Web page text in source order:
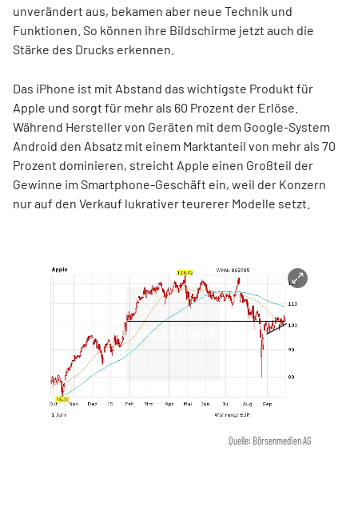
unverändert aus, bekamen aber neue Technik und
Funktionen. So können ihre Bildschirme jetzt auch die
Stärke des Drucks erkennen.
Das iPhone ist mit Abstand das wichtigste Produkt für
Apple und sorgt für mehr als 60 Prozent der Erlöse.
Während Hersteller von Geräten mit dem Google-System
Android den Absatz mit einem Marktanteil von mehr als 70
Prozent dominieren, streicht Apple einen Großteil der
Gewinne im Smartphone-Geschäft ein, weil der Konzern
nur auf den Verkauf lukrativer teurerer Modelle setzt.
Quelle: Börsenmedien AG